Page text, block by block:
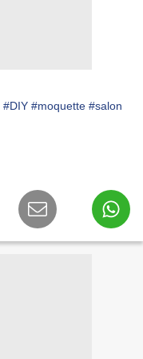
#DIY #moquette #salon